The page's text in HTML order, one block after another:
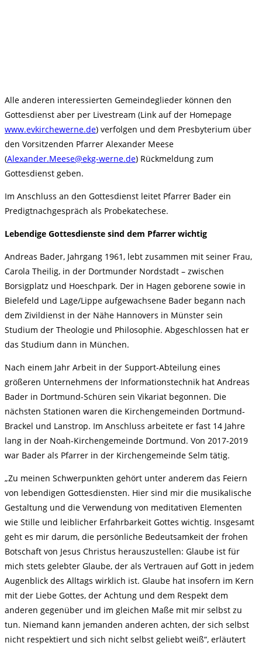
Alle anderen interessierten Gemeindeglieder können den
Gottesdienst aber per Livestream (Link auf der Homepage
www.evkirchewerne.de) verfolgen und dem Presbyterium über
den Vorsitzenden Pfarrer Alexander Meese
(Alexander.Meese@ekg-werne.de) Rückmeldung zum
Gottesdienst geben.
Im Anschluss an den Gottesdienst leitet Pfarrer Bader ein
Predigtnachgespräch als Probekatechese.
Lebendige Gottesdienste sind dem Pfarrer wichtig
Andreas Bader, Jahrgang 1961, lebt zusammen mit seiner Frau,
Carola Theilig, in der Dortmunder Nordstadt – zwischen
Borsigplatz und Hoeschpark. Der in Hagen geborene sowie in
Bielefeld und Lage/Lippe aufgewachsene Bader begann nach
dem Zivildienst in der Nähe Hannovers in Münster sein
Studium der Theologie und Philosophie. Abgeschlossen hat er
das Studium dann in München.
Nach einem Jahr Arbeit in der Support-Abteilung eines
größeren Unternehmens der Informationstechnik hat Andreas
Bader in Dortmund-Schüren sein Vikariat begonnen. Die
nächsten Stationen waren die Kirchengemeinden Dortmund-
Brackel und Lanstrop. Im Anschluss arbeitete er fast 14 Jahre
lang in der Noah-Kirchengemeinde Dortmund. Von 2017-2019
war Bader als Pfarrer in der Kirchengemeinde Selm tätig.
„Zu meinen Schwerpunkten gehört unter anderem das Feiern
von lebendigen Gottesdiensten. Hier sind mir die musikalische
Gestaltung und die Verwendung von meditativen Elementen
wie Stille und leiblicher Erfahrbarkeit Gottes wichtig. Insgesamt
geht es mir darum, die persönliche Bedeutsamkeit der frohen
Botschaft von Jesus Christus herauszustellen: Glaube ist für
mich stets gelebter Glaube, der als Vertrauen auf Gott in jedem
Augenblick des Alltags wirklich ist. Glaube hat insofern im Kern
mit der Liebe Gottes, der Achtung und dem Respekt dem
anderen gegenüber und im gleichen Maße mit mir selbst zu
tun. Niemand kann jemanden anderen achten, der sich selbst
nicht respektiert und sich nicht selbst geliebt weiß“, erläutert